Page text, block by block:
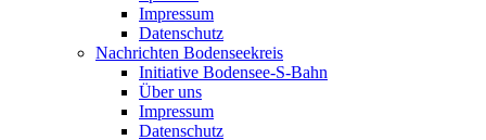
Impressum
Datenschutz
Nachrichten Bodenseekreis
Initiative Bodensee-S-Bahn
Über uns
Impressum
Datenschutz